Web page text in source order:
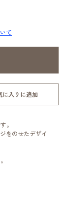
て
に入りに追加
。
をのせたデザイ